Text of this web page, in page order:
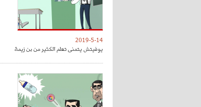
2019-5-14
يوفيتش يتمنى تعلم الكثير من بن زيمة